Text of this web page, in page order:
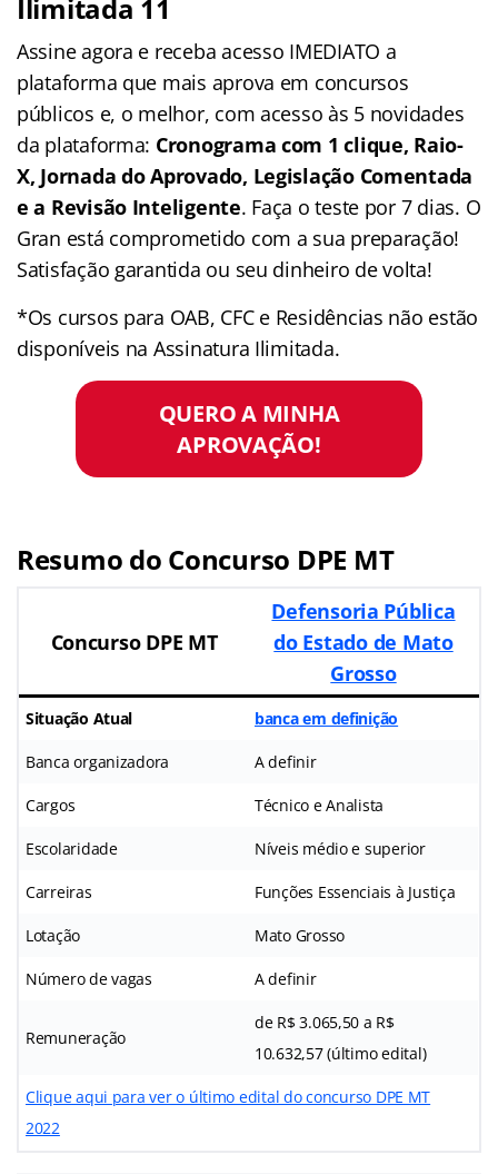
Ilimitada 11
Assine agora e receba acesso IMEDIATO a
plataforma que mais aprova em concursos
públicos e, o melhor, com acesso às 5 novidades
da plataforma: Cronograma com 1 clique, Raio-
X, Jornada do Aprovado, Legislação Comentada
e a Revisão Inteligente. Faça o teste por 7 dias. O
Gran está comprometido com a sua preparação!
Satisfação garantida ou seu dinheiro de volta!
*Os cursos para OAB, CFC e Residências não estão
disponíveis na Assinatura Ilimitada.
QUERO A MINHA
APROVAÇÃO!
Resumo do Concurso DPE MT
Concurso DPE MT
Defensoria Pública
do Estado de Mato
Grosso
Situação Atual banca em definição
Banca organizadora A definir
Cargos Técnico e Analista
Escolaridade Níveis médio e superior
Carreiras Funções Essenciais à Justiça
Lotação Mato Grosso
Número de vagas A definir
Remuneração
de R$ 3.065,50 a R$
10.632,57 (último edital)
Clique aqui para ver o último edital do concurso DPE MT
2022